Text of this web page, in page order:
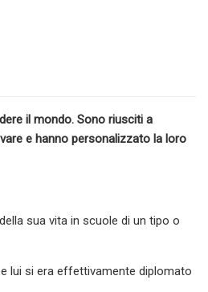
il mondo. Sono riusciti a
e hanno personalizzato la loro
sua vita in scuole di un tipo o
lui si era effettivamente diplomato